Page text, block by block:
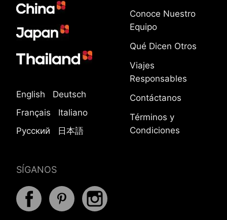
English
Deutsch
Français
Italiano
Русский
日本語
SÍGANOS
Conoce Nuestro
Equipo
Qué Dicen Otros
Viajes
Responsables
Contáctanos
Términos y
Condiciones